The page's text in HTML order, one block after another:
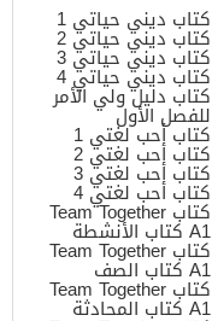
كتاب ديني حياتي 1
كتاب ديني حياتي 2
كتاب ديني حياتي 3
كتاب ديني حياتي 4
كتاب دليل ولي الأمر
للفصل الأول
كتاب أحب لغتي 1
كتاب أحب لغتي 2
كتاب أحب لغتي 3
كتاب أحب لغتي 4
كتاب Team Together
A1 كتاب الأنشطة
كتاب Team Together
A1 كتاب الصف
كتاب Team Together
A1 كتاب المحادثة